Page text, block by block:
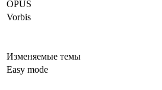
OPUS
Vorbis
Изменяемые темы
Easy mode